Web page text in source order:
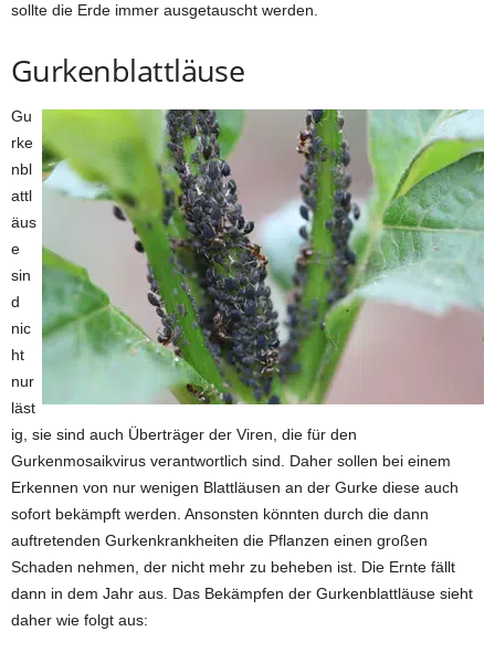
sollte die Erde immer ausgetauscht werden.
Gurkenblattläuse
Gu
rke
nbl
attl
äus
e
sin
d
nic
ht
nur
läst
ig, sie sind auch Überträger der Viren, die für den
Gurkenmosaikvirus verantwortlich sind. Daher sollen bei einem
Erkennen von nur wenigen Blattläusen an der Gurke diese auch
sofort bekämpft werden. Ansonsten könnten durch die dann
auftretenden Gurkenkrankheiten die Pflanzen einen großen
Schaden nehmen, der nicht mehr zu beheben ist. Die Ernte fällt
dann in dem Jahr aus. Das Bekämpfen der Gurkenblattläuse sieht
daher wie folgt aus: